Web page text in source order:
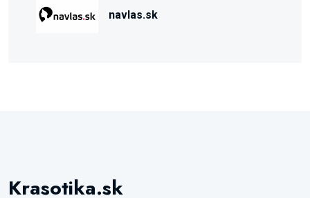
navlas.sk
Krasotika.sk